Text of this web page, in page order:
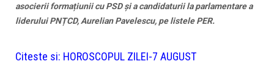
asocierii formațiunii cu PSD și a candidaturii la parlamentare a
liderului PNȚCD, Aurelian Pavelescu, pe listele PER.
Citeste si: HOROSCOPUL ZILEI-7 AUGUST